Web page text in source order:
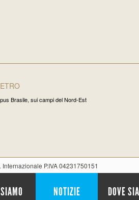
Brasile, sui campi del Nord-Est
P.IVA 04231750151
NOTIZIE DOVE